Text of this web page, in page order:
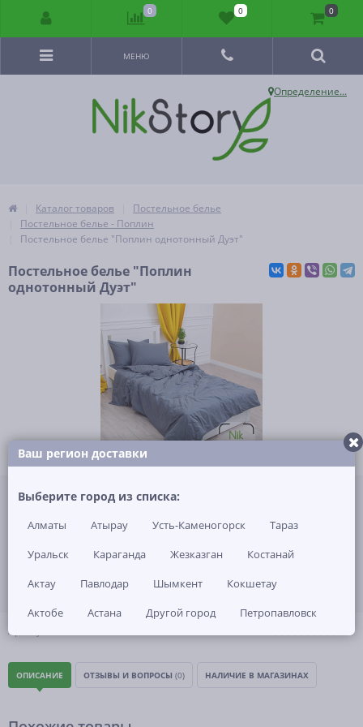
Определение...
МЕНЮ
Каталог товаров
Постельное белье
Постельное белье - Поплин
Постельное белье "Поплин однотонный Дуэт"
Постельное белье "Поплин
однотонный Дуэт"
Артикул: - (0)
Нет в наличии
ОПИСАНИЕ ОТЗЫВЫ И ВОПРОСЫ (0) НАЛИЧИЕ В МАГАЗИНАХ
Ваш регион доставки
Выберите город из списка:
Алматы Атырау Усть-Каменогорск
Тараз
Уральск
Караганда Жезказган
Костанай
Актау
Павлодар Шымкент
Кокшетау
Актобе
Астана Другой город Петропавловск
0 0 0